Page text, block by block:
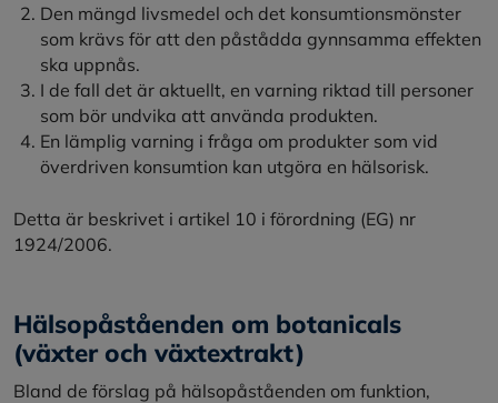
Den mängd livsmedel och det konsumtionsmönster
som krävs för att den påstådda gynnsamma effekten
ska uppnås.
I de fall det är aktuellt, en varning riktad till personer
som bör undvika att använda produkten.
En lämplig varning i fråga om produkter som vid
överdriven konsumtion kan utgöra en hälsorisk.
Detta är beskrivet i artikel 10 i förordning (EG) nr
1924/2006.
Hälsopåståenden om botanicals
(växter och växtextrakt)
Bland de förslag på hälsopåståenden om funktion,